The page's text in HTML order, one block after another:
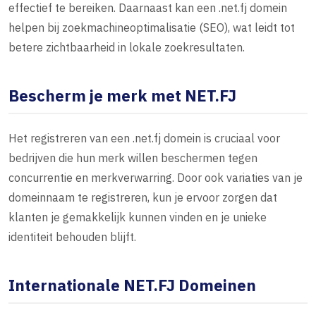
effectief te bereiken. Daarnaast kan een .net.fj domein
helpen bij zoekmachineoptimalisatie (SEO), wat leidt tot
betere zichtbaarheid in lokale zoekresultaten.
Bescherm je merk met NET.FJ
Het registreren van een .net.fj domein is cruciaal voor
bedrijven die hun merk willen beschermen tegen
concurrentie en merkverwarring. Door ook variaties van je
domeinnaam te registreren, kun je ervoor zorgen dat
klanten je gemakkelijk kunnen vinden en je unieke
identiteit behouden blijft.
Internationale NET.FJ Domeinen